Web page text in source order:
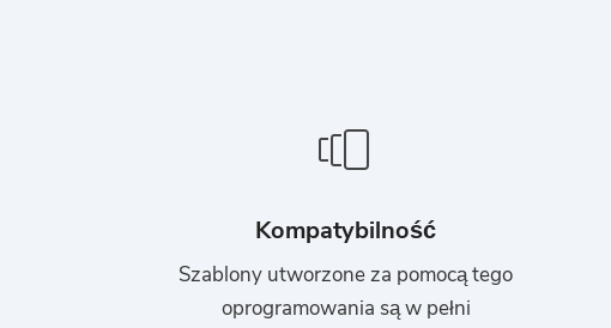
Kompatybilność
Szablony utworzone za pomocą tego
oprogramowania są w pełni